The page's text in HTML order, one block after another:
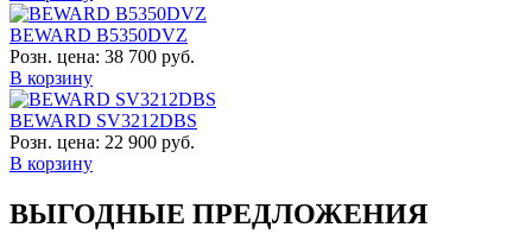
BEWARD B5350DVZ
Розн. цена: 38 700 руб.
В корзину
BEWARD SV3212DBS
Розн. цена: 22 900 руб.
В корзину
ВЫГОДНЫЕ ПРЕДЛОЖЕНИЯ